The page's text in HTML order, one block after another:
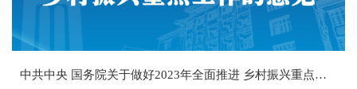
中共中央 国务院关于做好2023年全面推进 乡村振兴重点工作的意见